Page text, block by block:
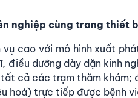
nghiệp cùng trang thiết
vụ cao với mô hình xuất
điều dưỡng dày dặn kinh
cả các trạm thăm khám;
hoá) trực tiếp được bệnh